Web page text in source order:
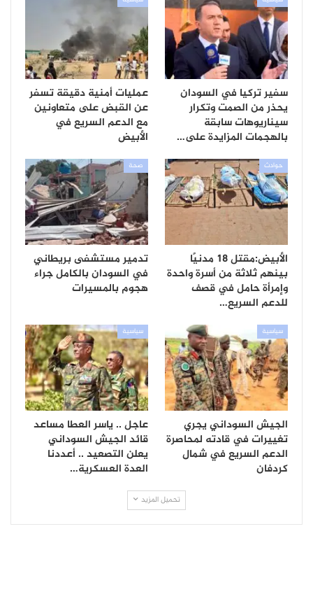
سفير تركيا في السودان
يحذر من الصمت وتكرار
سيناريوهات سابقة
بالهجمات المزايدة على…
عمليات أمنية دقيقة تسفر
عن القبض على متعاونين
مع الدعم السريع في
الأبيض
حوادث
الأبيض:مقتل 18 مدنيًا
بينهم ثلاثة من أسرة واحدة
وإمرأة حامل في قصف
للدعم السريع…
صحة
تدمير مستشفى بريطاني
في السودان بالكامل جراء
هجوم بالمسيرات
سياسية
الجيش السوداني يجري
تغييرات في قادته لمحاصرة
الدعم السريع في شمال
كردفان
سياسية
عاجل .. ياسر العطا مساعد
قائد الجيش السوداني
يعلن التصعيد .. أعددنا
العدة العسكرية…
تحميل المزيد